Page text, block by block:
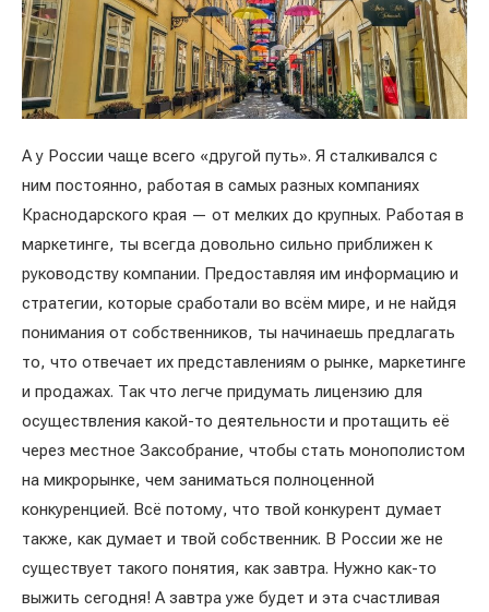
А у России чаще всего «другой путь». Я сталкивался с
ним постоянно, работая в самых разных компаниях
Краснодарского края — от мелких до крупных. Работая в
маркетинге, ты всегда довольно сильно приближен к
руководству компании. Предоставляя им информацию и
стратегии, которые сработали во всём мире, и не найдя
понимания от собственников, ты начинаешь предлагать
то, что отвечает их представлениям о рынке, маркетинге
и продажах. Так что легче придумать лицензию для
осуществления какой-то деятельности и протащить её
через местное Заксобрание, чтобы стать монополистом
на микрорынке, чем заниматься полноценной
конкуренцией. Всё потому, что твой конкурент думает
также, как думает и твой собственник. В России же не
существует такого понятия, как завтра. Нужно как-то
выжить сегодня! А завтра уже будет и эта счастливая